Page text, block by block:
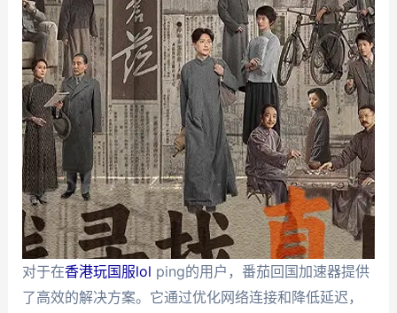
对于在香港玩国服lol ping的用户，番茄回国加速器提供
了高效的解决方案。它通过优化网络连接和降低延迟，